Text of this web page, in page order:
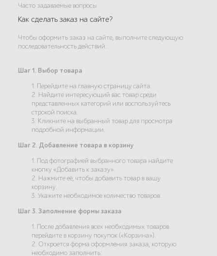
Часто задаваемые вопросы
Как сделать заказ на сайте?
Чтобы оформить заказ на сайте, выполните следующую
последовательность действий:
Шаг 1. Выбор товара
1. Перейдите на главную страницу сайта.
2. Найдите интересующий вас товар среди
представленных категорий или воспользуйтесь
строкой поиска.
3. Кликните на выбранный товар для просмотра
подробной информации.
Шаг 2. Добавление товара в корзину
1. Под фотографией выбранного товара найдите
кнопку «Добавить к заказу».
2. Нажмите её, чтобы добавить товар в вашу
корзину.
3. Укажите необходимое количество товаров.
Шаг 3. Заполнение формы заказа
1. После добавления всех необходимых товаров
перейдите в корзину покупок («Корзина»).
2. Откроется форма оформления заказа, которую
необходимо заполнить: